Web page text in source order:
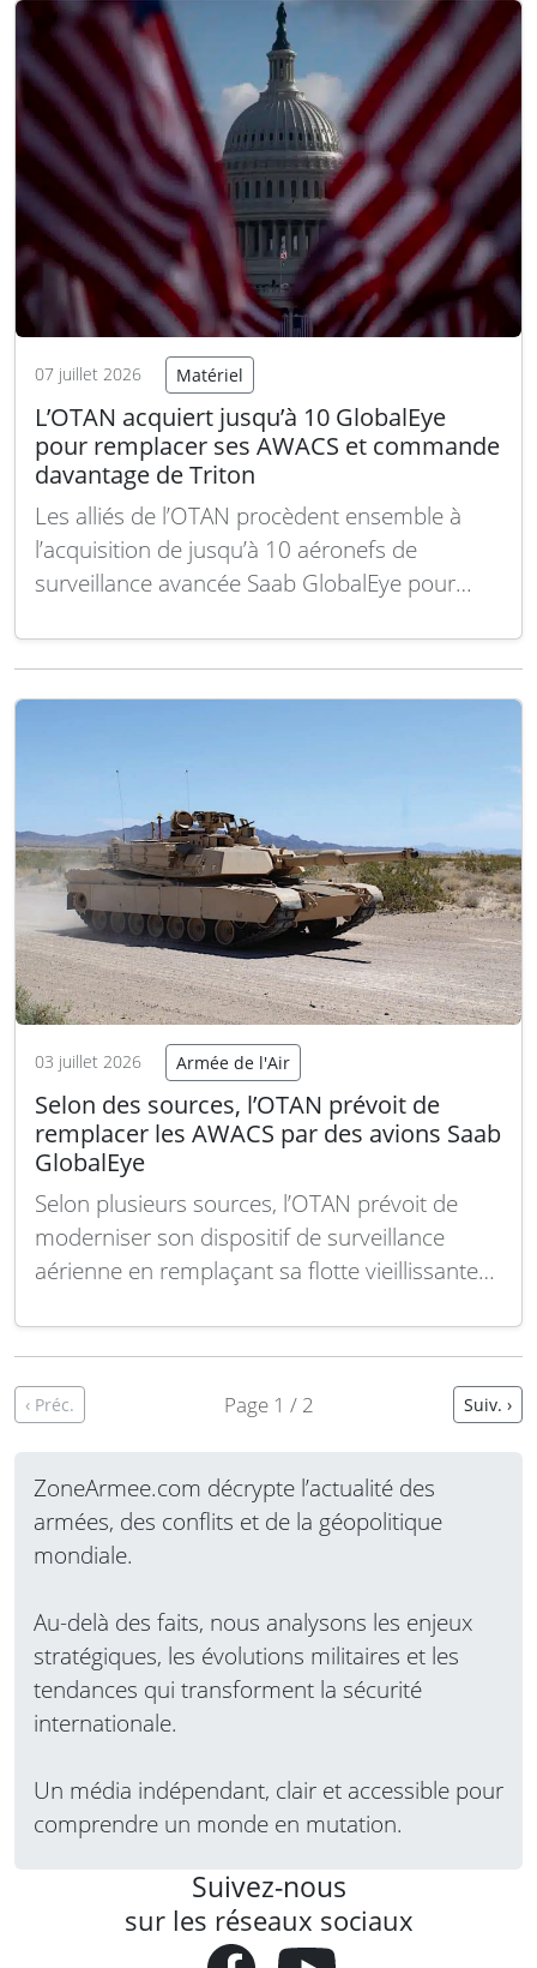
capacités technologiques avancées, vient
renforcer la puissance de feu et la…Lire la
suite
07 juillet 2026 Matériel
L’OTAN acquiert jusqu’à 10 GlobalEye
pour remplacer ses AWACS et commande
davantage de Triton
Les alliés de l’OTAN procèdent ensemble à
l’acquisition de jusqu’à 10 aéronefs de
surveillance avancée Saab GlobalEye pour
Sentry, annonce majeure lors du sommet de
renseignement et…
03 juillet 2026 Armée de l'Air
Selon des sources, l’OTAN prévoit de
remplacer les AWACS par des avions Saab
GlobalEye
Selon plusieurs sources, l’OTAN prévoit de
moderniser son dispositif de surveillance
aérienne en remplaçant sa flotte vieillissante
appareils Saab GlobalEye. Cette annonce
l’OTAN à Ankara, les 7 et 8 juillet 2026. Si cette
‹ Préc. Page 1 / 2 Suiv. ›
ZoneArmee.com décrypte l’actualité des
armées, des conflits et de la géopolitique
mondiale.
Au-delà des faits, nous analysons les enjeux
stratégiques, les évolutions militaires et les
tendances qui transforment la sécurité
internationale.
Un média indépendant, clair et accessible pour
comprendre un monde en mutation.
Suivez-nous
sur les réseaux sociaux